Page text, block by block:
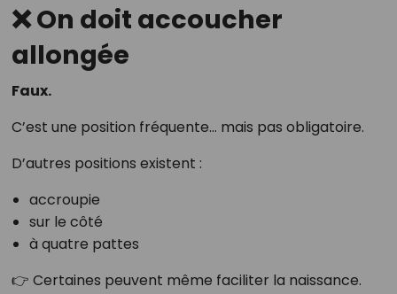
❌ On doit accoucher
allongée
Faux.
C’est une position fréquente… mais pas obligatoire.
D’autres positions existent :
accroupie
sur le côté
à quatre pattes
👉 Certaines peuvent même faciliter la naissance.